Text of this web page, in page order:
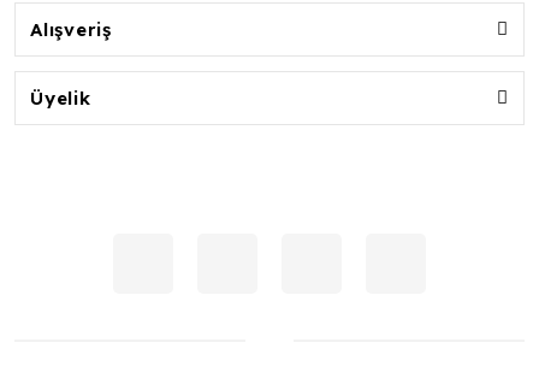
Alışveriş
Üyelik